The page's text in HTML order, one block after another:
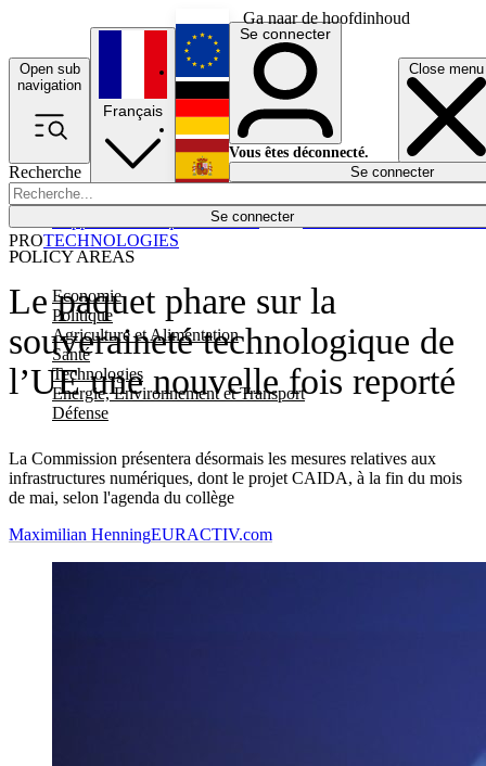
Ga naar de hoofdinhoud
Open sub
navigation
Close menu
Recherche
Se connecter
POLICY AREAS
Economie
Politique
Agriculture et Alimentation
Santé
Technologies
Energie, Environnement et Transport
Défense
Économie
Français
English
Deutsch
Español
Se connecter
Vous êtes déconnecté.
Se connecter
Le paquet phare sur la
souveraineté technologique de
l’UE une nouvelle fois reporté
La Commission présentera désormais les mesures relatives aux
infrastructures numériques, dont le projet CAIDA, à la fin du mois
de mai, selon l'agenda du collège
PROTECHNOLOGIES
Maximilian HenningEURACTIV.com